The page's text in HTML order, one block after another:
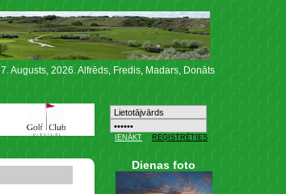
7. Augusts, 2026. Alfrēds, Fredis, Madars, Donāts
Dienas foto